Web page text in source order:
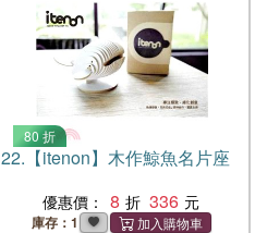
80 折
22. 【itenon】木作鯨魚名片座
優惠價： 8 336
庫存：1